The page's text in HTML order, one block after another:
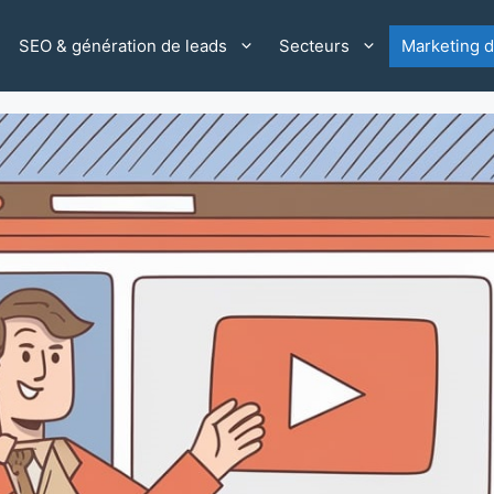
SEO & génération de leads Secteurs Marketing